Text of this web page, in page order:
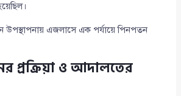
উপস্থাপনায় এজলাসে এক পর্যায়ে পিনপতন
প্রক্রিয়া ও আদালতের